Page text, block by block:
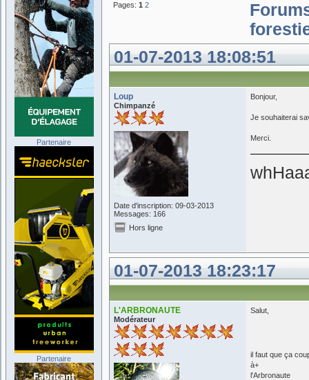
Pages: 1 2
01-07-2013 18:08:51
Loup
Chimpanzé
Date d'inscription: 09-03-2013
Messages: 166
Bonjour,
Je souhaiterai
Merci.
Hors ligne
01-07-2013 18:23:17
L'ARBRONAUTE
Modérateur
Salut,
il faut que ça
à+
l'Arbronaute
Partenaire
Partenaire